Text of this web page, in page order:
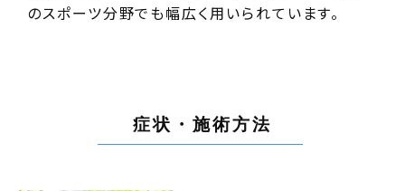
のスポーツ分野でも幅広く用いられています。
症状・施術方法